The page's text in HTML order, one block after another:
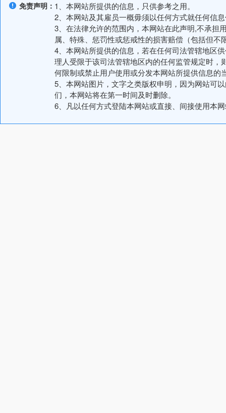
免责声明： 1、本网站所提供的信息，只供参考之用。
2、本网站及其雇员一概毋须以任何方式就任何信
3、在法律允许的范围内，本网站在此声明,不承担
属、特殊、惩罚性或惩戒性的损害赔偿（包括但
4、本网站所提供的信息，若在任何司法管辖地区
理人受限于该司法管辖地区内的任何监管规定时
何限制或禁止用户使用或分发本网站所提供信息的
5、本网站图片，文字之类版权申明，因为网站可
们，本网站将在第一时间及时删除。
6、凡以任何方式登陆本网站或直接、间接使用本